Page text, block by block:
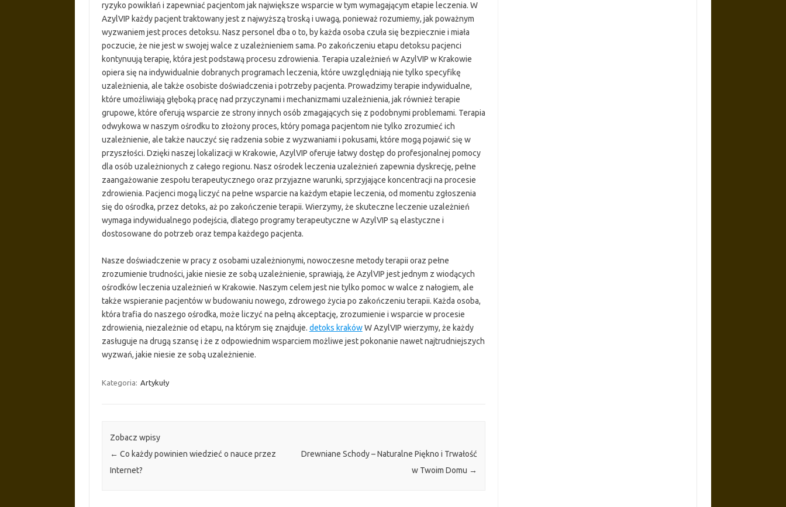
ryzyko powikłań i zapewniać pacjentom jak największe wsparcie w tym wymagającym etapie leczenia. W
AzylVIP każdy pacjent traktowany jest z najwyższą troską i uwagą, ponieważ rozumiemy, jak poważnym
wyzwaniem jest proces detoksu. Nasz personel dba o to, by każda osoba czuła się bezpiecznie i miała
poczucie, że nie jest w swojej walce z uzależnieniem sama. Po zakończeniu etapu detoksu pacjenci
kontynuują terapię, która jest podstawą procesu zdrowienia. Terapia uzależnień w AzylVIP w Krakowie
opiera się na indywidualnie dobranych programach leczenia, które uwzględniają nie tylko specyfikę
uzależnienia, ale także osobiste doświadczenia i potrzeby pacjenta. Prowadzimy terapie indywidualne,
które umożliwiają głęboką pracę nad przyczynami i mechanizmami uzależnienia, jak również terapie
grupowe, które oferują wsparcie ze strony innych osób zmagających się z podobnymi problemami. Terapia
odwykowa w naszym ośrodku to złożony proces, który pomaga pacjentom nie tylko zrozumieć ich
uzależnienie, ale także nauczyć się radzenia sobie z wyzwaniami i pokusami, które mogą pojawić się w
przyszłości. Dzięki naszej lokalizacji w Krakowie, AzylVIP oferuje łatwy dostęp do profesjonalnej pomocy
dla osób uzależnionych z całego regionu. Nasz ośrodek leczenia uzależnień zapewnia dyskrecję, pełne
zaangażowanie zespołu terapeutycznego oraz przyjazne warunki, sprzyjające koncentracji na procesie
zdrowienia. Pacjenci mogą liczyć na pełne wsparcie na każdym etapie leczenia, od momentu zgłoszenia
się do ośrodka, przez detoks, aż po zakończenie terapii. Wierzymy, że skuteczne leczenie uzależnień
wymaga indywidualnego podejścia, dlatego programy terapeutyczne w AzylVIP są elastyczne i
dostosowane do potrzeb oraz tempa każdego pacjenta.
Nasze doświadczenie w pracy z osobami uzależnionymi, nowoczesne metody terapii oraz pełne
zrozumienie trudności, jakie niesie ze sobą uzależnienie, sprawiają, że AzylVIP jest jednym z wiodących
ośrodków leczenia uzależnień w Krakowie. Naszym celem jest nie tylko pomoc w walce z nałogiem, ale
także wspieranie pacjentów w budowaniu nowego, zdrowego życia po zakończeniu terapii. Każda osoba,
która trafia do naszego ośrodka, może liczyć na pełną akceptację, zrozumienie i wsparcie w procesie
zdrowienia, niezależnie od etapu, na którym się znajduje. detoks krakówW AzylVIP wierzymy, że każdy
zasługuje na drugą szansę i że z odpowiednim wsparciem możliwe jest pokonanie nawet najtrudniejszych
wyzwań, jakie niesie ze sobą uzależnienie.
Kategoria: Artykuły
Zobacz wpisy
← Co każdy powinien wiedzieć o nauce przez
Internet?
Drewniane Schody – Naturalne Piękno i Trwałość
w Twoim Domu →